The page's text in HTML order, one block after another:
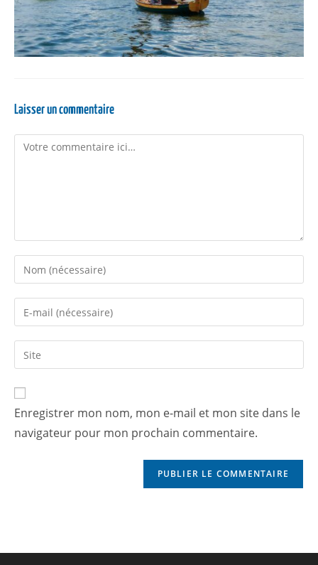
Laisser un commentaire
Enregistrer mon nom, mon e-mail et mon site dans le
navigateur pour mon prochain commentaire.